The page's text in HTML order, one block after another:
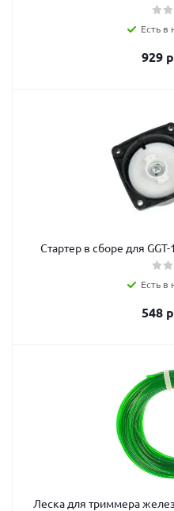
Есть в
929
Стартер в сборе для
Есть в
548
Леска для триммера